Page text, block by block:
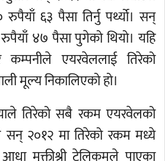
रुपैयाँ ६३ पैसा तिर्नु पर्थ्यो। सन्
४७ पैसा पुगेको थियो। यहि
कम्पनीले एयरवेललाई तिरेको
मूल्य निकालिएको हो।
तिरेको सबै रकम एयरवेलको
सन् २०१२ मा तिरेको रकम मध्ये